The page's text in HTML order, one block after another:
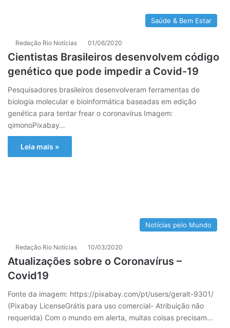
Saúde & Bem Estar
Redação Rio Notícias 01/06/2020
Cientistas Brasileiros desenvolvem código
genético que pode impedir a Covid-19
Pesquisadores brasileiros desenvolveram ferramentas de
biologia molecular e bioinformática baseadas em edição
genética para tentar frear o coronavírus Imagem:
qimonoPixabay…
Leia mais »
Notícias pelo Mundo
Redação Rio Notícias 10/03/2020
Atualizações sobre o Coronavírus –
Covid19
Fonte da imagem: https://pixabay.com/pt/users/geralt-9301/
(Pixabay LicenseGrátis para uso comercial- Atribuição não
requerida) Com o mundo em alerta, muitas coisas precisam…